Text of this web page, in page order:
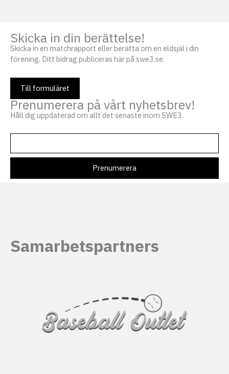
Skicka in din berättelse!
Skicka in en matchrapport eller berätta om en eldsjäl i din
förening. Ditt bidrag publiceras här på swe3.se.
Till formuläret
Prenumerera på vårt nyhetsbrev!
Håll dig uppdaterad om allt det senaste inom SWE3.
Samarbetspartners